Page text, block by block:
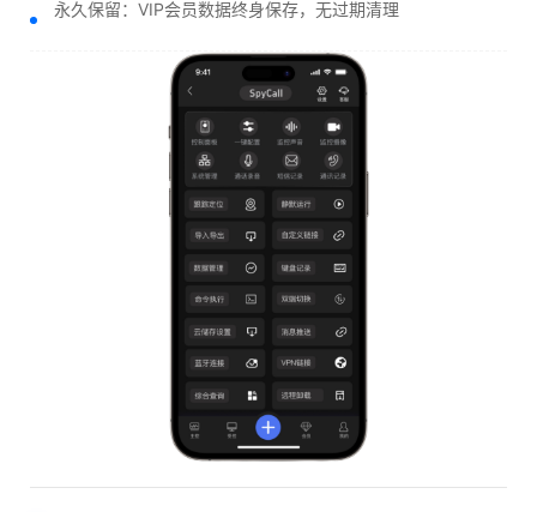
永久保留：VIP会员数据终身保存，无过期清理